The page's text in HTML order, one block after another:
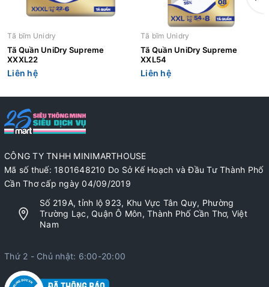
Tã bĩm Unidry
Tã Quần UniDry Supreme
XXXL22
Liên hệ
Tã bĩm Unidry
Tã Quần UniDry Supreme
XXL54
Liên hệ
CÔNG TY TNHH MINIMARTHOUSE
Mã số thuế: 1801648210 Do Sở Kế Hoạch và Đầu Tư Thành Phố
Cần Thơ cấp ngày 04/09/2019
Số 219A, tỉnh lộ 923, Khu Vực Tân Quy, Phường
Trường Lạc, Quận Ô Môn, Thành Phố Cần Thơ, Việt
Nam
Thứ 2 - Chủ nhật: 6:00-20:00